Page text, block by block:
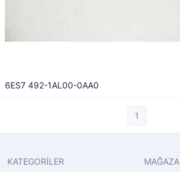
6ES7 492-1AL00-0AA0
1
KATEGORİLER MAĞAZA